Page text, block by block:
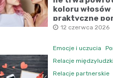
koloru
praktyczne
12 czerwca 2026
Emocje i uczucia
Relacje
Relacje partnerskie